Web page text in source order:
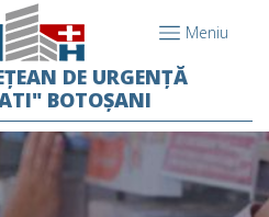
Meniu
DE URGENȚĂ
BOTOȘANI